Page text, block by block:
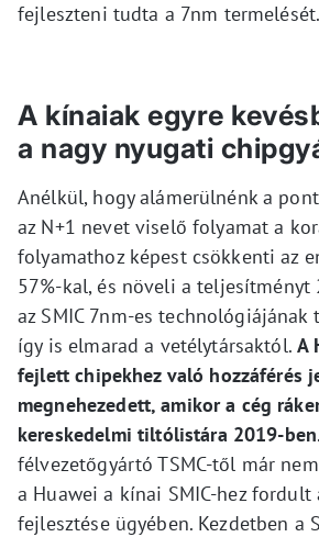
fejleszteni tudta a 7nm termelését.
A kínaiak egyre
a nagy nyugati
Anélkül, hogy alámerülnénk a
az N+1 nevet viselő folyamat a
folyamathoz képest csökkenti az
57%-kal, és növeli a teljesítményt
az SMIC 7nm-es
így is elmarad a vetélytársaktól.A
fejlett chipekhez való hozzáférés
megnehezedett, amikor a cég
kereskedelmi tiltólistára 2019-ben
félvezetőgyártó TSMC-től már
a Huawei a kínai SMIC-hez
fejlesztése ügyében. Kezdetben a